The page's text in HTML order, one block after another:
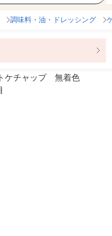
調味料・油・ドレッシング